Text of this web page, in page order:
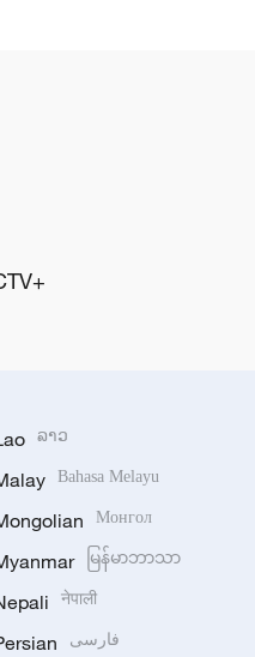
ລາວ
Bahasa Melayu
Монгол
မြန်မာဘာသာ
नेपाली
فارسی